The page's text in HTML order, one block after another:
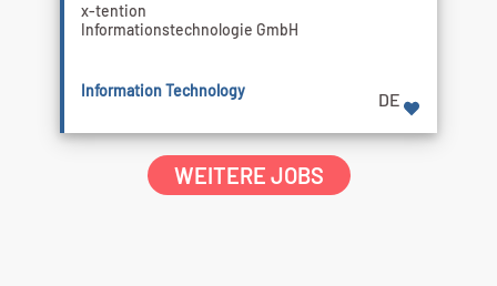
x-tention
Informationstechnologie GmbH
Information Technology DE
WEITERE JOBS